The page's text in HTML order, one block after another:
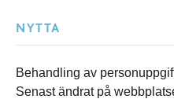
NYTTA
Behandling av
Senast ändrat på